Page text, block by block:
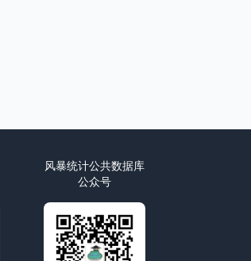
风暴统计公共数据库
公众号